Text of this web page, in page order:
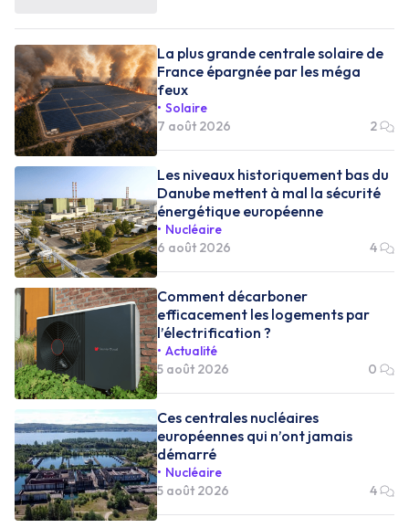
La plus grande centrale solaire de
France épargnée par les méga
feux
Solaire
7 août 2026
2
Les niveaux historiquement bas du
Danube mettent à mal la sécurité
énergétique européenne
Nucléaire
6 août 2026
4
Comment décarboner
efficacement les logements par
l’électrification ?
Actualité
5 août 2026
0
Ces centrales nucléaires
européennes qui n’ont jamais
démarré
Nucléaire
5 août 2026
4